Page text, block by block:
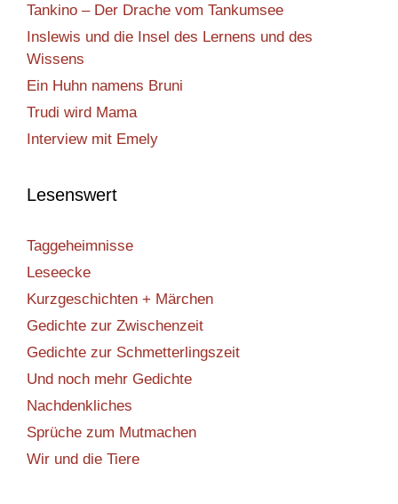
Tankino – Der Drache vom Tankumsee
Inslewis und die Insel des Lernens und des
Wissens
Ein Huhn namens Bruni
Trudi wird Mama
Interview mit Emely
Lesenswert
Taggeheimnisse
Leseecke
Kurzgeschichten + Märchen
Gedichte zur Zwischenzeit
Gedichte zur Schmetterlingszeit
Und noch mehr Gedichte
Nachdenkliches
Sprüche zum Mutmachen
Wir und die Tiere